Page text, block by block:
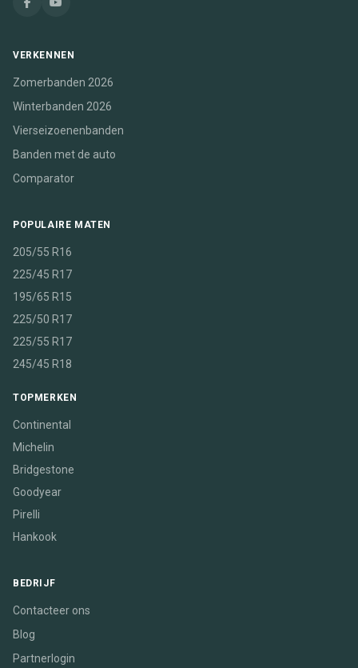
VERKENNEN
Zomerbanden 2026
Winterbanden 2026
Vierseizoenenbanden
Banden met de auto
Comparator
POPULAIRE MATEN
205/55 R16
225/45 R17
195/65 R15
225/50 R17
225/55 R17
245/45 R18
TOPMERKEN
Continental
Michelin
Bridgestone
Goodyear
Pirelli
Hankook
BEDRIJF
Contacteer ons
Blog
Partnerlogin